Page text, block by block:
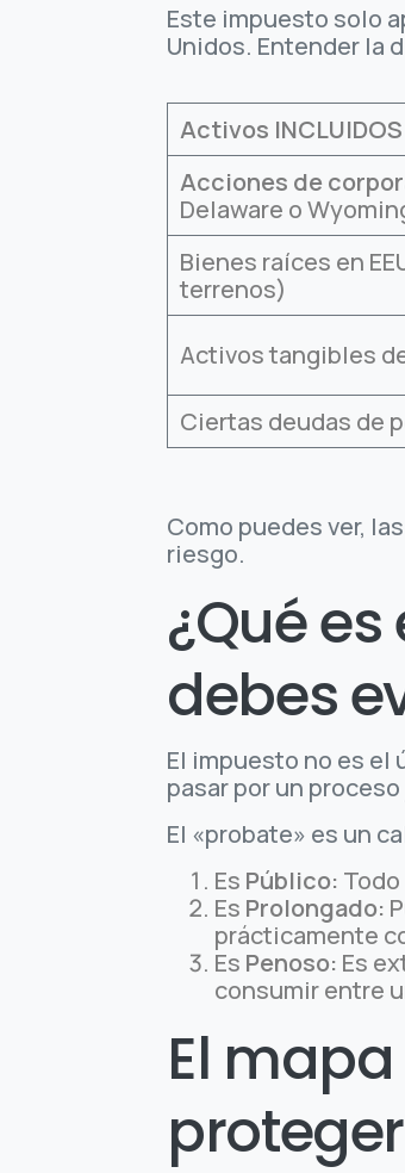
Este impuesto solo
Unidos. Entender la
Activos
Acciones de
Delaware o
Bienes raíces en
terrenos)
Activos tangibles
Ciertas deudas de
Como puedes ver,
riesgo.
¿Qué
debes
El impuesto no es el
pasar por un
El «probate» es un
Es Público:
Es Prolongado:
prácticamente
Es Penoso: Es
consumir entre
El